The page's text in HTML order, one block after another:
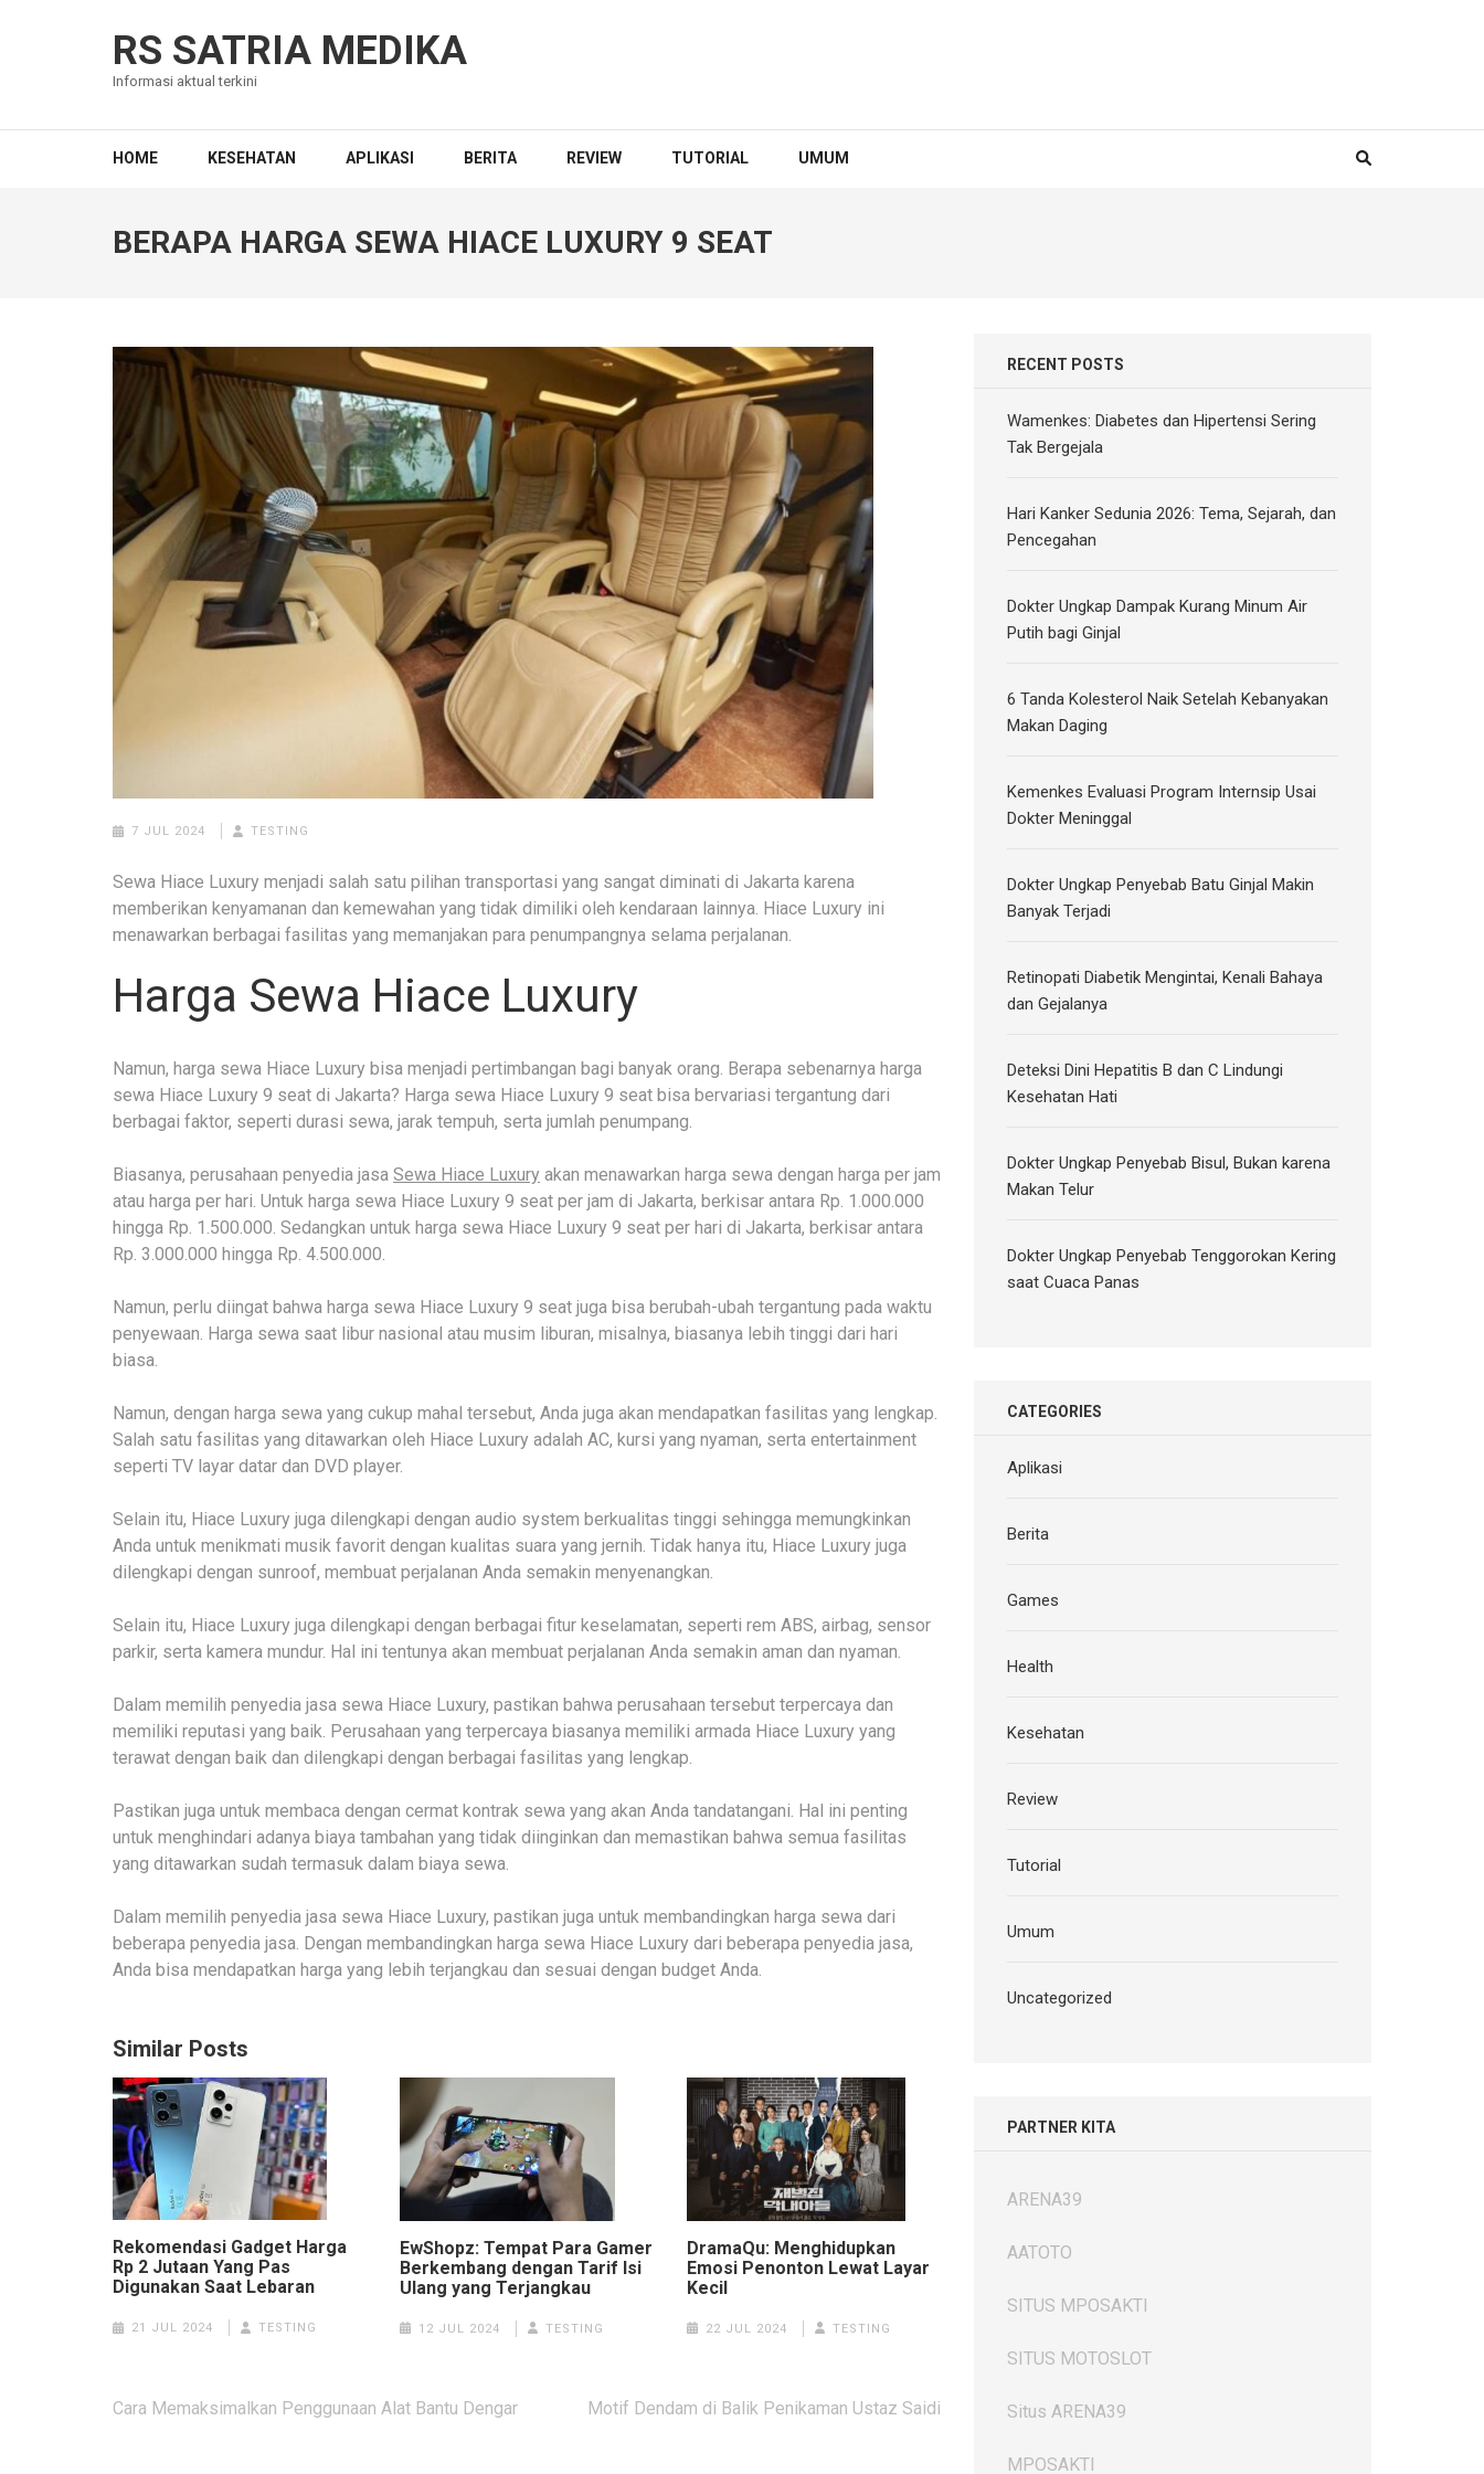
RS SATRIA MEDIKA
Informasi aktual terkini
HOME KESEHATAN APLIKASI BERITA REVIEW TUTORIAL UMUM
BERAPA HARGA SEWA HIACE LUXURY 9 SEAT
7 JUL 2024 TESTING
Sewa Hiace Luxury menjadi salah satu pilihan transportasi yang sangat diminati di Jakarta karena
memberikan kenyamanan dan kemewahan yang tidak dimiliki oleh kendaraan lainnya. Hiace Luxury ini
menawarkan berbagai fasilitas yang memanjakan para penumpangnya selama perjalanan.
Harga Sewa Hiace Luxury
Namun, harga sewa Hiace Luxury bisa menjadi pertimbangan bagi banyak orang. Berapa sebenarnya harga
sewa Hiace Luxury 9 seat di Jakarta? Harga sewa Hiace Luxury 9 seat bisa bervariasi tergantung dari
berbagai faktor, seperti durasi sewa, jarak tempuh, serta jumlah penumpang.
Biasanya, perusahaan penyedia jasa Sewa Hiace Luxury akan menawarkan harga sewa dengan harga per jam
atau harga per hari. Untuk harga sewa Hiace Luxury 9 seat per jam di Jakarta, berkisar antara Rp. 1.000.000
hingga Rp. 1.500.000. Sedangkan untuk harga sewa Hiace Luxury 9 seat per hari di Jakarta, berkisar antara
Rp. 3.000.000 hingga Rp. 4.500.000.
Namun, perlu diingat bahwa harga sewa Hiace Luxury 9 seat juga bisa berubah-ubah tergantung pada waktu
penyewaan. Harga sewa saat libur nasional atau musim liburan, misalnya, biasanya lebih tinggi dari hari
biasa.
Namun, dengan harga sewa yang cukup mahal tersebut, Anda juga akan mendapatkan fasilitas yang lengkap.
Salah satu fasilitas yang ditawarkan oleh Hiace Luxury adalah AC, kursi yang nyaman, serta entertainment
seperti TV layar datar dan DVD player.
Selain itu, Hiace Luxury juga dilengkapi dengan audio system berkualitas tinggi sehingga memungkinkan
Anda untuk menikmati musik favorit dengan kualitas suara yang jernih. Tidak hanya itu, Hiace Luxury juga
dilengkapi dengan sunroof, membuat perjalanan Anda semakin menyenangkan.
Selain itu, Hiace Luxury juga dilengkapi dengan berbagai fitur keselamatan, seperti rem ABS, airbag, sensor
parkir, serta kamera mundur. Hal ini tentunya akan membuat perjalanan Anda semakin aman dan nyaman.
Dalam memilih penyedia jasa sewa Hiace Luxury, pastikan bahwa perusahaan tersebut terpercaya dan
memiliki reputasi yang baik. Perusahaan yang terpercaya biasanya memiliki armada Hiace Luxury yang
terawat dengan baik dan dilengkapi dengan berbagai fasilitas yang lengkap.
Pastikan juga untuk membaca dengan cermat kontrak sewa yang akan Anda tandatangani. Hal ini penting
untuk menghindari adanya biaya tambahan yang tidak diinginkan dan memastikan bahwa semua fasilitas
yang ditawarkan sudah termasuk dalam biaya sewa.
Dalam memilih penyedia jasa sewa Hiace Luxury, pastikan juga untuk membandingkan harga sewa dari
beberapa penyedia jasa. Dengan membandingkan harga sewa Hiace Luxury dari beberapa penyedia jasa,
Anda bisa mendapatkan harga yang lebih terjangkau dan sesuai dengan budget Anda.
Similar Posts
Rekomendasi Gadget Harga
Rp 2 Jutaan Yang Pas
Digunakan Saat Lebaran
21 JUL 2024 TESTING
EwShopz: Tempat Para Gamer
Berkembang dengan Tarif Isi
Ulang yang Terjangkau
12 JUL 2024 TESTING
DramaQu: Menghidupkan
Emosi Penonton Lewat Layar
Kecil​​​​​​​
22 JUL 2024 TESTING
Post
Cara Memaksimalkan Penggunaan Alat Bantu Dengar Motif Dendam di Balik Penikaman Ustaz Saidi
RECENT POSTS
Wamenkes: Diabetes dan Hipertensi Sering
Tak Bergejala
Hari Kanker Sedunia 2026: Tema, Sejarah, dan
Pencegahan
Dokter Ungkap Dampak Kurang Minum Air
Putih bagi Ginjal
6 Tanda Kolesterol Naik Setelah Kebanyakan
Makan Daging
Kemenkes Evaluasi Program Internsip Usai
Dokter Meninggal
Dokter Ungkap Penyebab Batu Ginjal Makin
Banyak Terjadi
Retinopati Diabetik Mengintai, Kenali Bahaya
dan Gejalanya
Deteksi Dini Hepatitis B dan C Lindungi
Kesehatan Hati
Dokter Ungkap Penyebab Bisul, Bukan karena
Makan Telur
Dokter Ungkap Penyebab Tenggorokan Kering
saat Cuaca Panas
CATEGORIES
Aplikasi
Berita
Games
Health
Kesehatan
Review
Tutorial
Umum
Uncategorized
PARTNER KITA
ARENA39
AATOTO
SITUS MPOSAKTI
SITUS MOTOSLOT
Situs ARENA39
MPOSAKTI